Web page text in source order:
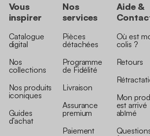
Vous
inspirer
Catalogue
digital
Nos
collections
Nos produits
iconiques
Guides
d’achat
Nos
services
Pièces
détachées
Programme
de Fidélité
Livraison
Assurance
premium
Paiement
Aide &
Où est
colis ?
Retours
Mon
est arrivé
abîmé